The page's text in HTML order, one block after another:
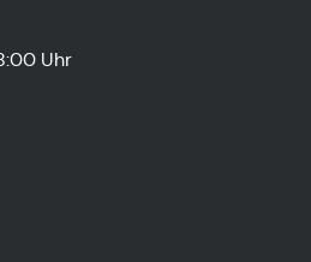
Uhr